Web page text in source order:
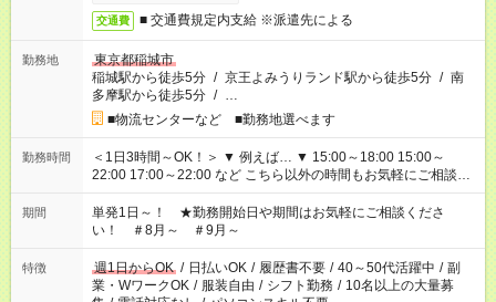
交通費 ■ 交通費規定内支給 ※派遣先による
勤務地
東京都稲城市
稲城駅から徒歩5分 / 京王よみうりランド駅から徒歩5分 / 南
多摩駅から徒歩5分 / …
■物流センターなど ■勤務地選べます
勤務時間
＜1日3時間～OK！＞ ▼ 例えば… ▼ 15:00～18:00 15:00～
22:00 17:00～22:00 など こちら以外の時間もお気軽にご相談く
ださい！
期間
単発1日～！ ★勤務開始日や期間はお気軽にご相談くださ
い！ ＃8月～ ＃9月～
特徴 週1日からOK / 日払いOK / 履歴書不要 / 40～50代活躍中 / 副
業・WワークOK / 服装自由 / シフト勤務 / 10名以上の大量募